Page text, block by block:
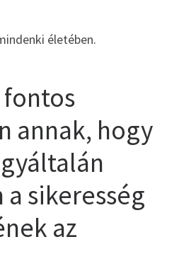
életében.
annak, hogy
sikeresség
az